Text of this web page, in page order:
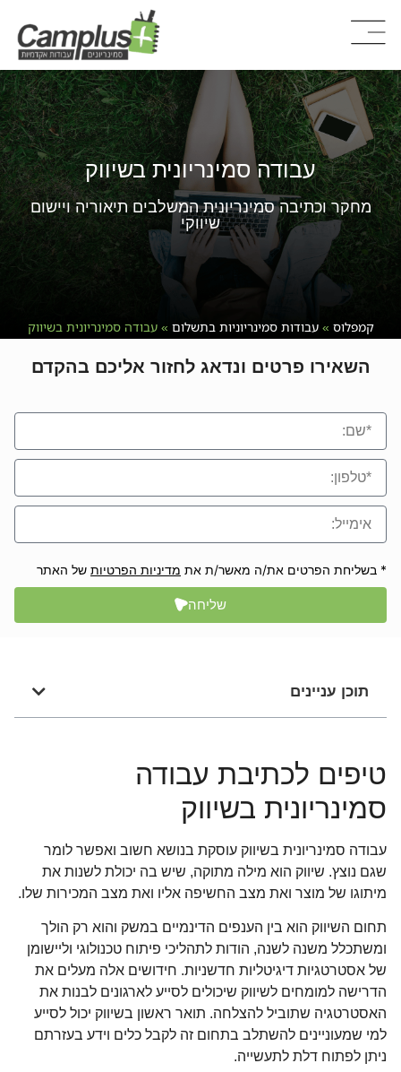
עבודה סמינריונית בשיווק
מחקר וכתיבה סמינריונית המשלבים תיאוריה ויישום
שיווקי
קמפלוס »עבודות סמינריוניות בתשלום »עבודה סמינריונית בשיווק
השאירו פרטים ונדאג לחזור אליכם בהקדם
* בשליחת הפרטים את/ה מאשר/ת את מדיניות הפרטיות של האתר
שליחה
תוכן עניינים
טיפים לכתיבת עבודה
סמינריונית בשיווק
עבודה סמינריונית בשיווק עוסקת בנושא חשוב ואפשר לומר
שגם נוצץ. שיווק הוא מילה מתוקה, שיש בה יכולת לשנות את
מיתוגו של מוצר ואת מצב החשיפה אליו ואת מצב המכירות שלו.
תחום השיווק הוא בין הענפים הדינמיים במשק והוא רק הולך
ומשתכלל משנה לשנה, הודות לתהליכי פיתוח טכנולוגי וליישומן
של אסטרטגיות דיגיטליות חדשניות. חידושים אלה מעלים את
הדרישה למומחים לשיווק שיכולים לסייע לארגונים לבנות את
האסטרטגיה שתוביל להצלחה. תואר ראשון בשיווק יכול לסייע
למי שמעוניינים להשתלב בתחום זה לקבל כלים וידע בעזרתם
ניתן לפתוח דלת לתעשייה.